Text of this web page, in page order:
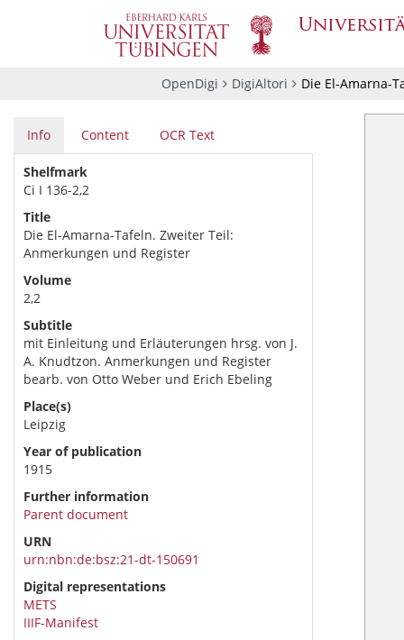
OpenDigi DigiAltori Die El-Amarna-
Info Content OCR Text
Shelfmark
Ci I 136-2,2
Title
Die El-Amarna-Tafeln. Zweiter Teil:
Anmerkungen und Register
Volume
2,2
Subtitle
mit Einleitung und Erläuterungen hrsg. von J.
A. Knudtzon. Anmerkungen und Register
bearb. von Otto Weber und Erich Ebeling
Place(s)
Leipzig
Year of publication
1915
Further information
Parent document
URN
urn:nbn:de:bsz:21-dt-150691
Digital representations
METS
IIIF-Manifest